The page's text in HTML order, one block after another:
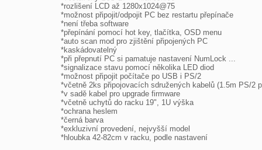
*rozlišení LCD až 1280x1024@75
*možnost připojit/odpojit PC bez restartu přepínače
*není třeba software
*přepínání pomocí hot key, tlačítka, OSD menu
*auto scan mod pro zjištění připojených PC
*kaskádovatelný
*při přepnutí PC si pamatuje nastavení NumLock ...
*signalizace stavu pomocí několika LED diod
*možnost připojit počítače po USB i PS/2
*včetně 2ks připojovacích sdružených kabelů (1.5m PS/2
*v sadě kabel pro upgrade firmware
*včetně uchytů do racku 19", 1U výška
*ochrana heslem
*černá barva
*exkluzivní provedení, nejvyšší model
*hloubka 42-82cm v racku, podle nastavení